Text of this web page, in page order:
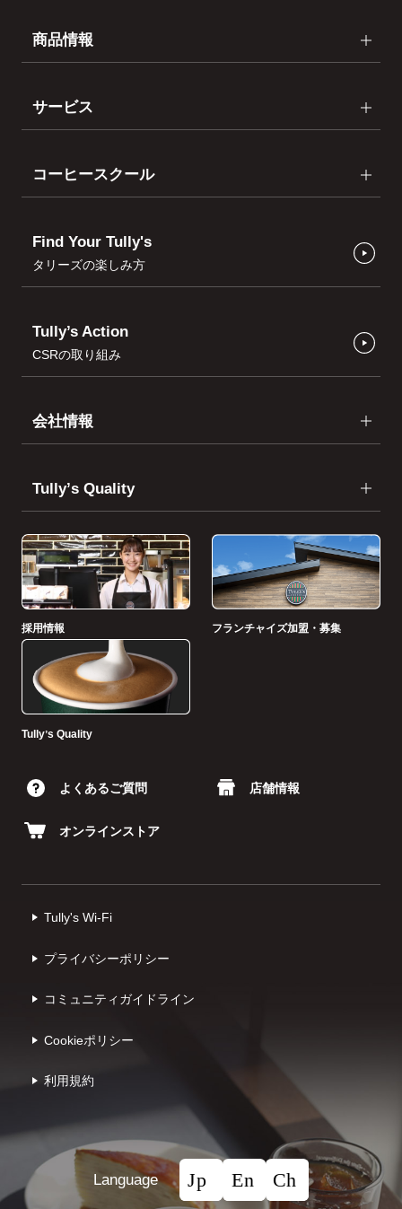
商品情報
サービス
コーヒースクール
Find Your Tully's
タリーズの楽しみ方
Tully’s Action
CSRの取り組み
会社情報
Tullyʼs Quality
採用情報 フランチャイズ加盟・募集
Tullyʼs Quality
よくあるご質問 店舗情報
オンラインストア
Tully's Wi-Fi
プライバシーポリシー
コミュニティガイドライン
Cookieポリシー
利⽤規約
Language